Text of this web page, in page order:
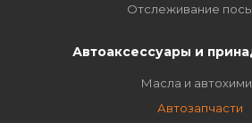
Отслеживание
Автоаксессуары и
Масла и
Автозапчасти